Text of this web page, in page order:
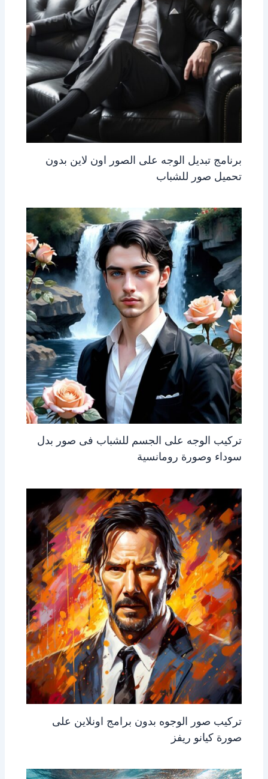
برنامج تبديل الوجه على الصور اون لاين بدون
تحميل صور للشباب
تركيب الوجه على الجسم للشباب فى صور بدل
سوداء وصورة رومانسية
تركيب صور الوجوه بدون برامج اونلاين على
صورة كيانو ريفز